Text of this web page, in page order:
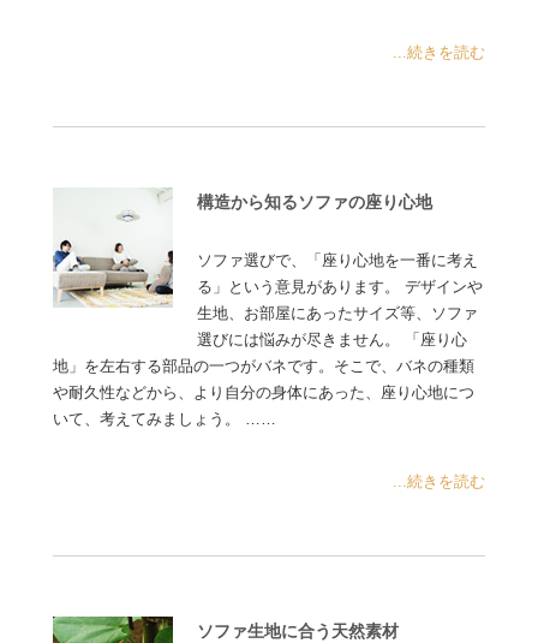
...続きを読む
構造から知るソファの座り心地
ソファ選びで、「座り心地を一番に考え
る」という意見があります。 デザインや
生地、お部屋にあったサイズ等、ソファ
選びには悩みが尽きません。 「座り心
地」を左右する部品の一つがバネです。そこで、バネの種類
や耐久性などから、より自分の身体にあった、座り心地につ
いて、考えてみましょう。 ……
...続きを読む
ソファ生地に合う天然素材